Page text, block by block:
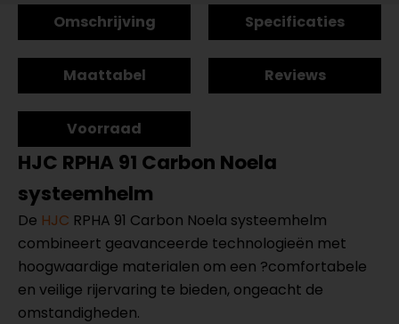
Omschrijving Specificaties
Maattabel Reviews
Voorraad
HJC RPHA 91 Carbon Noela
systeemhelm
De HJC RPHA 91 Carbon Noela systeemhelm
combineert geavanceerde technologieën met
hoogwaardige materialen om een ?comfortabele
en veilige rijervaring te bieden, ongeacht de
omstandigheden.